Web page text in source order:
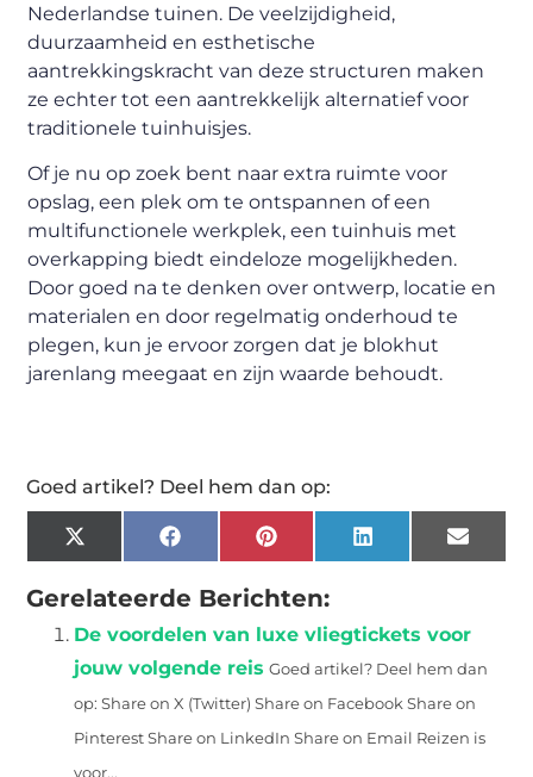
Nederlandse tuinen. De veelzijdigheid,
duurzaamheid en esthetische
aantrekkingskracht van deze structuren maken
ze echter tot een aantrekkelijk alternatief voor
traditionele tuinhuisjes.
Of je nu op zoek bent naar extra ruimte voor
opslag, een plek om te ontspannen of een
multifunctionele werkplek, een tuinhuis met
overkapping biedt eindeloze mogelijkheden.
Door goed na te denken over ontwerp, locatie en
materialen en door regelmatig onderhoud te
plegen, kun je ervoor zorgen dat je blokhut
jarenlang meegaat en zijn waarde behoudt.
Goed artikel? Deel hem dan op:
X
(Twitter)
FacebookPinterestLinkedIn Email
Gerelateerde Berichten:
De voordelen van luxe vliegtickets voor
jouw volgende reis Goed artikel? Deel hem dan
op: Share on X (Twitter) Share on Facebook Share on
Pinterest Share on LinkedIn Share on Email Reizen is
voor...